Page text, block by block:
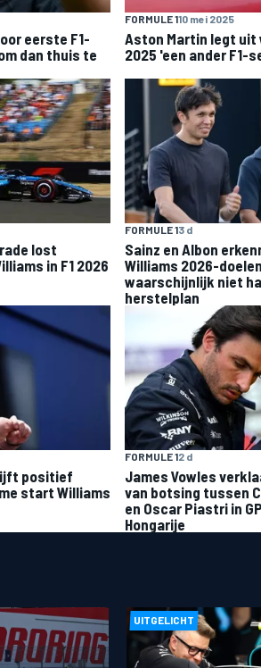
eerste F1-
dan thuis te
FORMULE 110 mei 2025
Aston Martin legt uit
2025 'een ander F1-
lost
in F1 2026
FORMULE 13 d
Sainz en Albon
Williams 2026-doelen
waarschijnlijk niet
herstelplan
positief
start Williams
FORMULE 12 d
James Vowles
van botsing tussen
en Oscar Piastri in
Hongarije
UITGELICHT